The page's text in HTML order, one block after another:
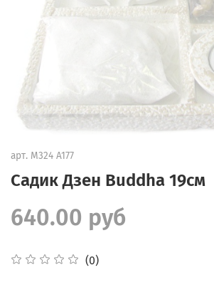
арт. М324 A177
Садик Дзен Buddha 19см
(0)
640.00 руб